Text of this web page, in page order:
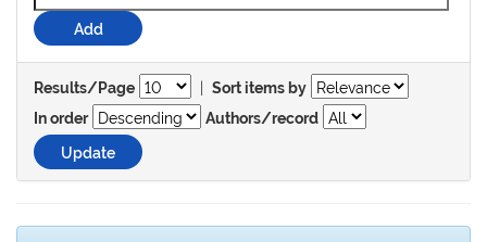
Results/Page | Sort items by
In order
Authors/record